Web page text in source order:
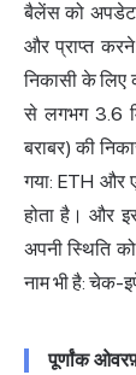
बैलेंस को अपडेट
और प्राप्त करने
निकासी के
से लगभग 3.6
बराबर) की
गया: ETH और
होता है। और
अपनी स्थिति
नाम भी है:
पूर्णांक